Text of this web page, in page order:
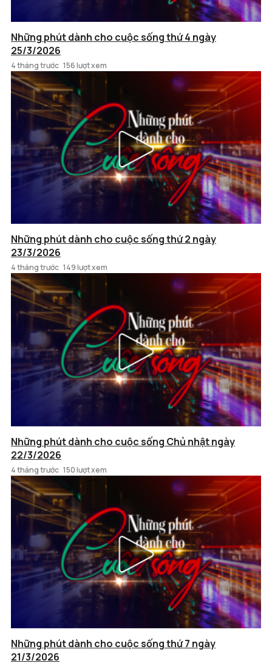
Những phút dành cho cuộc sống thứ 4 ngày
25/3/2026
4 tháng trước 156 lượt xem
Những phút dành cho cuộc sống thứ 2 ngày
23/3/2026
4 tháng trước 149 lượt xem
Những phút dành cho cuộc sống Chủ nhật ngày
22/3/2026
4 tháng trước 150 lượt xem
Những phút dành cho cuộc sống thứ 7 ngày
21/3/2026